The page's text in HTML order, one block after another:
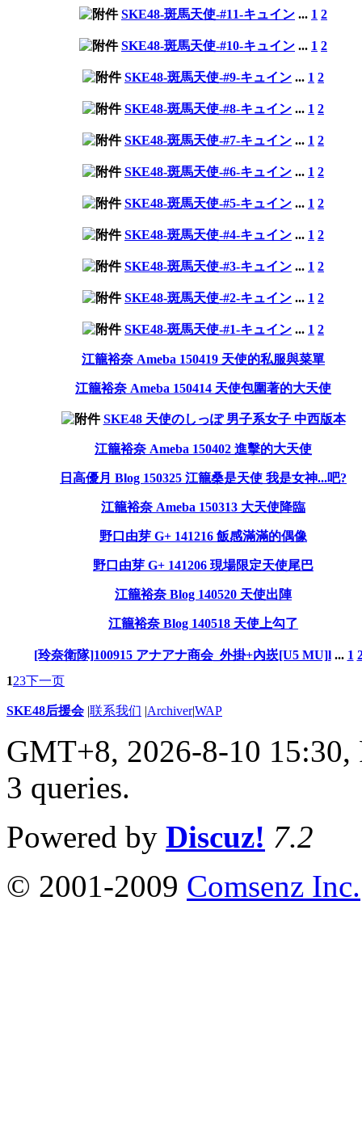
SKE48-斑馬天使-#11-キュイン ... 1 2
SKE48-斑馬天使-#10-キュイン ... 1 2
SKE48-斑馬天使-#9-キュイン ... 1 2
SKE48-斑馬天使-#8-キュイン ... 1 2
SKE48-斑馬天使-#7-キュイン ... 1 2
SKE48-斑馬天使-#6-キュイン ... 1 2
SKE48-斑馬天使-#5-キュイン ... 1 2
SKE48-斑馬天使-#4-キュイン ... 1 2
SKE48-斑馬天使-#3-キュイン ... 1 2
SKE48-斑馬天使-#2-キュイン ... 1 2
SKE48-斑馬天使-#1-キュイン ... 1 2
江籠裕奈 Ameba 150419 天使的私服與菜單
江籠裕奈 Ameba 150414 天使包圍著的大天使
SKE48 天使のしっぽ 男子系女子 中西版本
江籠裕奈 Ameba 150402 進擊的大天使
日高優月 Blog 150325 江籠桑是天使 我是女神...吧?
江籠裕奈 Ameba 150313 大天使降臨
野口由芽 G+ 141216 飯感滿滿的偶像
野口由芽 G+ 141206 現場限定天使尾巴
江籠裕奈 Blog 140520 天使出陣
江籠裕奈 Blog 140518 天使上勾了
[玲奈衛隊]100915 アナアナ商会_外掛+內崁[U5 MU]l ... 1
123下一页
SKE48后援会 |联系我们 |Archiver|WAP
GMT+8, 2026-8-10 15:30,
3 queries.
Powered by Discuz! 7.2
© 2001-2009 Comsenz Inc.